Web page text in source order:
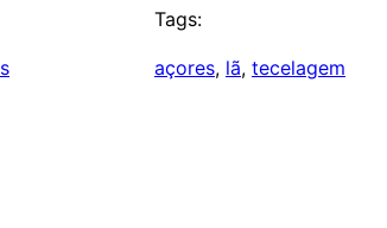
Tags:
açores, lã, tecelagem